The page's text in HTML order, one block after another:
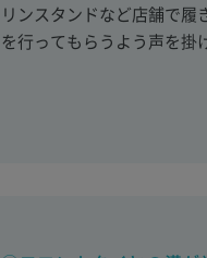
リンスタンドなど店舗で
を行ってもらうよう声を掛